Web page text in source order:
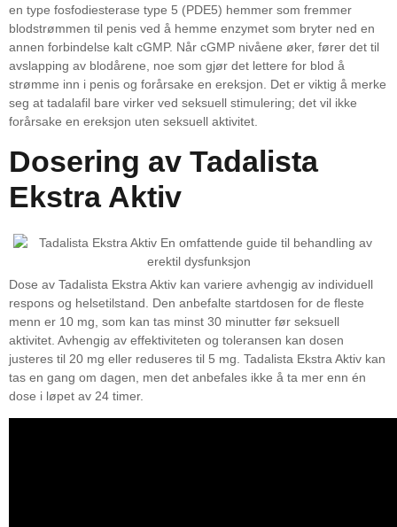
en type fosfodiesterase type 5 (PDE5) hemmer som fremmer
blodstrømmen til penis ved å hemme enzymet som bryter ned en
annen forbindelse kalt cGMP. Når cGMP nivåene øker, fører det til
avslapping av blodårene, noe som gjør det lettere for blod å
strømme inn i penis og forårsake en ereksjon. Det er viktig å merke
seg at tadalafil bare virker ved seksuell stimulering; det vil ikke
forårsake en ereksjon uten seksuell aktivitet.
Dosering av Tadalista
Ekstra Aktiv
Dose av Tadalista Ekstra Aktiv kan variere avhengig av individuell
respons og helsetilstand. Den anbefalte startdosen for de fleste
menn er 10 mg, som kan tas minst 30 minutter før seksuell
aktivitet. Avhengig av effektiviteten og toleransen kan dosen
justeres til 20 mg eller reduseres til 5 mg. Tadalista Ekstra Aktiv kan
tas en gang om dagen, men det anbefales ikke å ta mer enn én
dose i løpet av 24 timer.